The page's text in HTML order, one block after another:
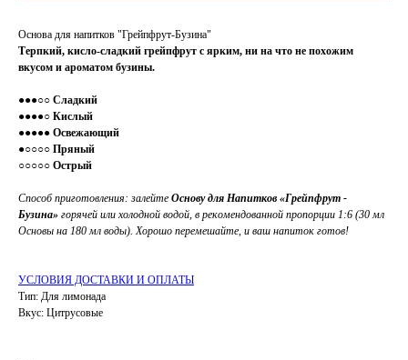
Основа для напитков "Грейпфрут-Бузина"
Терпкий, кисло-сладкий грейпфрут с ярким, ни на что не похожим
вкусом и ароматом бузины.
●●●○○ Сладкий
●●●●○ Кислый
●●●●● Освежающий
●○○○○ Пряный
○○○○○ Острый
Способ приготовления: залейте Основу для Напитков «Грейпфрут -
Бузина» горячей или холодной водой, в рекомендованной пропорции 1:6 (30 мл
Основы на 180 мл воды). Хорошо перемешайте, и ваш напиток готов!
УСЛОВИЯ ДОСТАВКИ И ОПЛАТЫ
Тип: Для лимонада
Вкус: Цитрусовые